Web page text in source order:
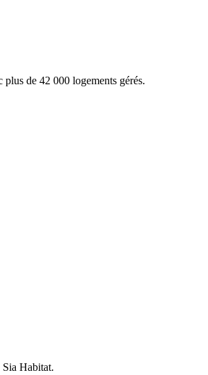
de 42 000 logements gérés.
Sia Habitat.